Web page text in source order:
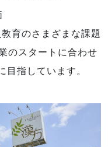
育のさまざまな課題
のスタートに合わせ
指しています。